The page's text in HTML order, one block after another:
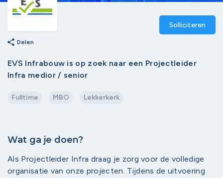
Solliciteren
share Delen
EVS Infrabouw is op zoek naar een Projectleider
Infra medior / senior
Fulltime MBO Lekkerkerk
Wat ga je doen?
Als Projectleider Infra draag je zorg voor de volledige
organisatie van onze projecten. Tijdens de uitvoering